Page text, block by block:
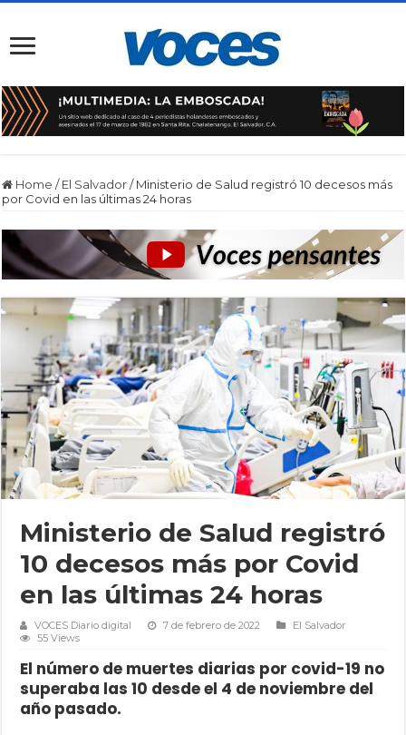
Home / El Salvador / Ministerio de Salud registró 10 decesos más
por Covid en las últimas 24 horas
Ministerio de Salud registró
10 decesos más por Covid
en las últimas 24 horas
VOCES Diario digital 7 de febrero de 2022
El Salvador
55 Views
El número de muertes diarias por covid-19 no
superaba las 10 desde el 4 de noviembre del
año pasado.